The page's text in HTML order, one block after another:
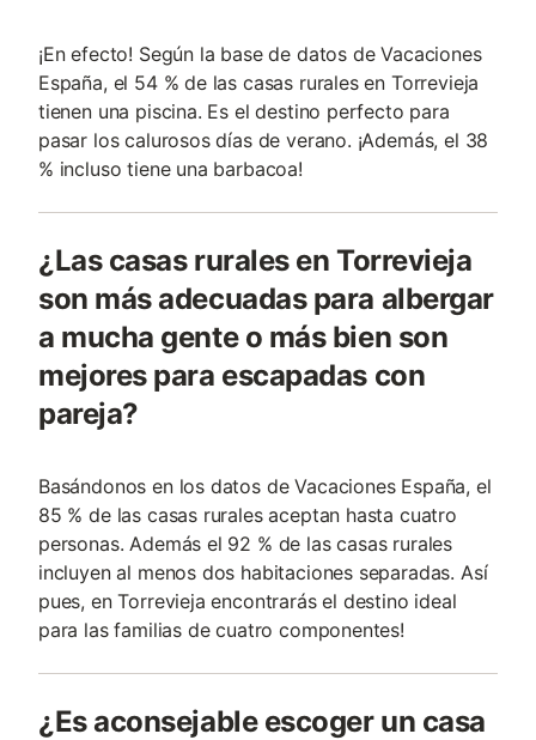
¡En efecto! Según la base de datos de Vacaciones
España, el 54 % de las casas rurales en Torrevieja
tienen una piscina. Es el destino perfecto para
pasar los calurosos días de verano. ¡Además, el 38
% incluso tiene una barbacoa!
¿Las casas rurales en Torrevieja
son más adecuadas para albergar
a mucha gente o más bien son
mejores para escapadas con
pareja?
Basándonos en los datos de Vacaciones España, el
85 % de las casas rurales aceptan hasta cuatro
personas. Además el 92 % de las casas rurales
incluyen al menos dos habitaciones separadas. Así
pues, en Torrevieja encontrarás el destino ideal
para las familias de cuatro componentes!
¿Es aconsejable escoger un casa